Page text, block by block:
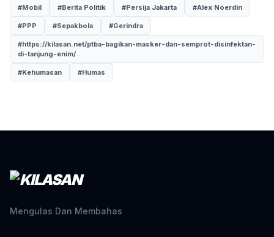
#Mobil #Berita Politik #Persija Jakarta #Alex Noerdin
#PPP #Sepakbola #Gerindra
#https://kilasan.net/ptba-bagikan-masker-dan-semprot-disinfektan-
di-tanjung-enim/
#Kehumasan #Humas
Mengulas Dan Membahas